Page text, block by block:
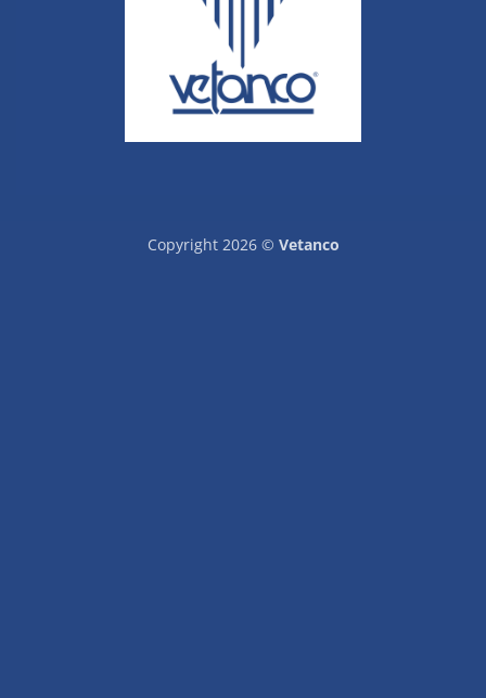
Copyright 2026 © Vetanco